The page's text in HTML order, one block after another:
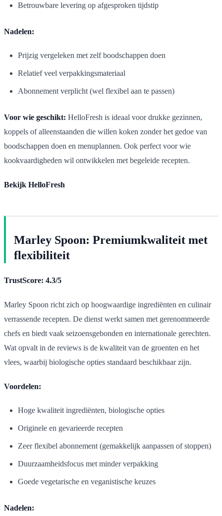
Betrouwbare levering op afgesproken tijdstip
Nadelen:
Prijzig vergeleken met zelf boodschappen doen
Relatief veel verpakkingsmateriaal
Abonnement verplicht (wel flexibel aan te passen)
Voor wie geschikt: HelloFresh is ideaal voor drukke gezinnen,
koppels of alleenstaanden die willen koken zonder het gedoe van
boodschappen doen en menuplannen. Ook perfect voor wie
kookvaardigheden wil ontwikkelen met begeleide recepten.
Bekijk HelloFresh
Marley Spoon: Premiumkwaliteit met
flexibiliteit
TrustScore: 4.3/5
Marley Spoon richt zich op hoogwaardige ingrediënten en culinair
verrassende recepten. De dienst werkt samen met gerenommeerde
chefs en biedt vaak seizoensgebonden en internationale gerechten.
Wat opvalt in de reviews is de kwaliteit van de groenten en het
vlees, waarbij biologische opties standaard beschikbaar zijn.
Voordelen:
Hoge kwaliteit ingrediënten, biologische opties
Originele en gevarieerde recepten
Zeer flexibel abonnement (gemakkelijk aanpassen of stoppen)
Duurzaamheidsfocus met minder verpakking
Goede vegetarische en veganistische keuzes
Nadelen: